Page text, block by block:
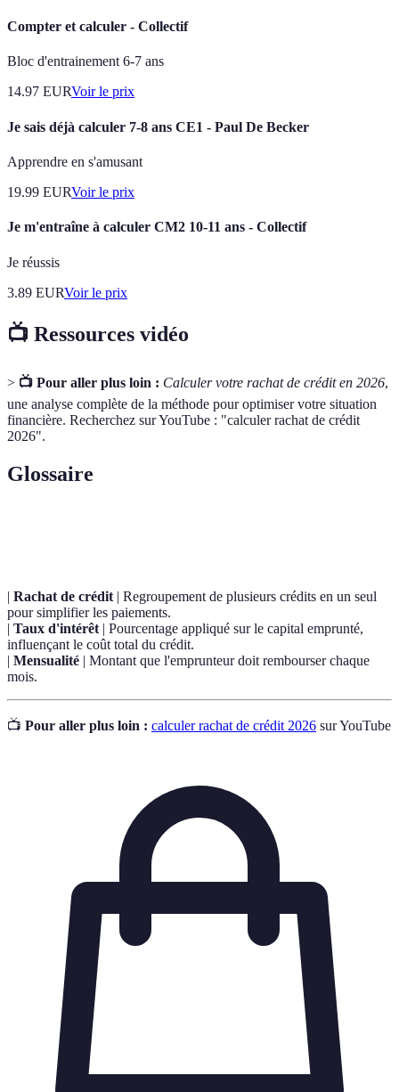
Compter et calculer - Collectif
Bloc d'entrainement 6-7 ans
14.97 EURVoir le prix
Je sais déjà calculer 7-8 ans CE1 - Paul De Becker
Apprendre en s'amusant
19.99 EURVoir le prix
Je m'entraîne à calculer CM2 10-11 ans - Collectif
Je réussis
3.89 EURVoir le prix
📺 Ressources vidéo
> 📺 Pour aller plus loin : Calculer votre rachat de crédit en 2026,
une analyse complète de la méthode pour optimiser votre situation
financière. Recherchez sur YouTube : "calculer rachat de crédit
2026".
Glossaire
| Rachat de crédit | Regroupement de plusieurs crédits en un seul
pour simplifier les paiements.
| Taux d'intérêt | Pourcentage appliqué sur le capital emprunté,
influençant le coût total du crédit.
| Mensualité | Montant que l'emprunteur doit rembourser chaque
mois.
📺 Pour aller plus loin : calculer rachat de crédit 2026 sur YouTube